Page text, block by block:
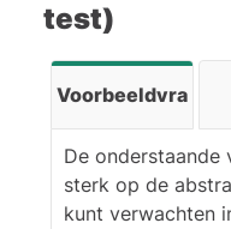
test)
Voorbeeldvragen
De onderstaande
sterk op de
kunt verwachten